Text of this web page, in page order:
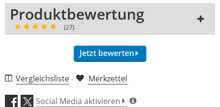
7-Saiter
Nein
Nein
8-Saiter
Nein
12-Saiter
Nein
Nein
Ja
Produktbewertung
(27)
Jetzt bewerten
Verarbeitung (4,9)
Vergleichsliste Merkzettel
Social Media aktivieren